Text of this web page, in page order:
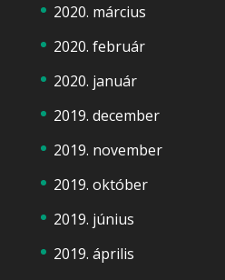
2020. március
2020. február
2020. január
2019. december
2019. november
2019. október
2019. június
2019. április